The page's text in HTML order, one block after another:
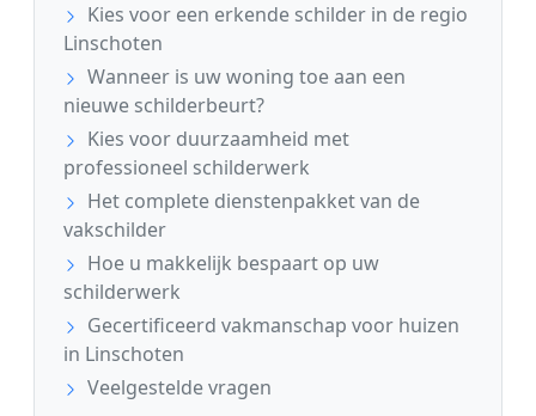
Kies voor een erkende schilder in de regio
Linschoten
Wanneer is uw woning toe aan een
nieuwe schilderbeurt?
Kies voor duurzaamheid met
professioneel schilderwerk
Het complete dienstenpakket van de
vakschilder
Hoe u makkelijk bespaart op uw
schilderwerk
Gecertificeerd vakmanschap voor huizen
in Linschoten
Veelgestelde vragen